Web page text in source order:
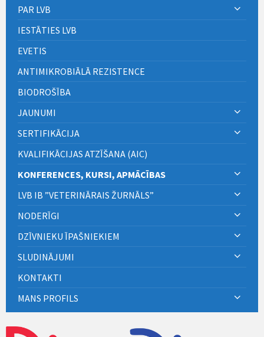
PAR LVB
IESTĀTIES LVB
EVETIS
ANTIMIKROBIĀLĀ REZISTENCE
BIODROŠĪBA
JAUNUMI
SERTIFIKĀCIJA
KVALIFIKĀCIJAS ATZĪŠANA (AIC)
KONFERENCES, KURSI, APMĀCĪBAS
LVB IB ”VETERINĀRAIS ŽURNĀLS”
NODERĪGI
DZĪVNIEKU ĪPAŠNIEKIEM
SLUDINĀJUMI
KONTAKTI
MANS PROFILS